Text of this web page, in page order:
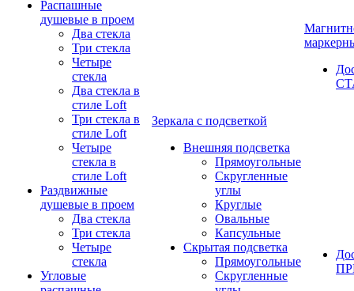
Распашные
душевые в проем
Два стекла
Три стекла
Четыре
стекла
Два стекла в
стиле Loft
Три стекла в
стиле Loft
Четыре
стекла в
стиле Loft
Раздвижные
душевые в проем
Два стекла
Три стекла
Четыре
стекла
Угловые
Зеркала с подсветкой
Внешняя подсветка
Прямоугольные
Скругленные
углы
Круглые
Овальные
Капсульные
Скрытая подсветка
Прямоугольные
Скругленные